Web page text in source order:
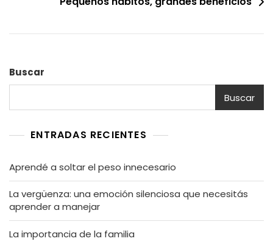
Buscar
Buscar
ENTRADAS RECIENTES
Aprendé a soltar el peso innecesario
La vergüenza: una emoción silenciosa que necesitás
aprender a manejar
La importancia de la familia